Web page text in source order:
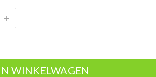
+
WINKELWAGEN